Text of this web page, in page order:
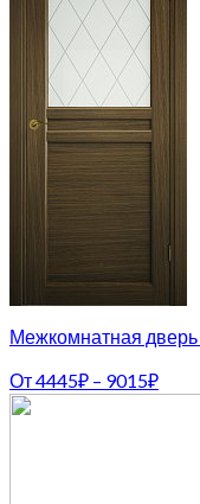
Межкомнатная
От4445₽ – 9015₽